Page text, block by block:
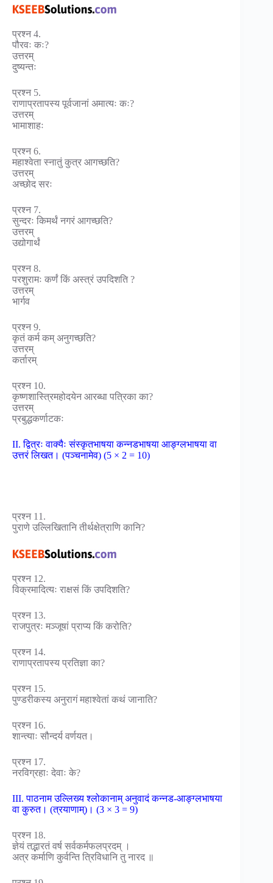
प्रश्न 4.
पौरवः कः?
उत्तरम्
दुष्यन्तः
प्रश्न 5.
राणाप्रतापस्य पूर्वजानां अमात्यः कः?
उत्तरम्
भामाशाहः
प्रश्न 6.
महाश्वेता स्नातुं कुत्र आगच्छति?
उत्तरम्
अच्छोद सरः
प्रश्न 7.
सुन्दरः किमर्थं नगरं आगच्छति?
उत्तरम्
उद्योगार्थं
प्रश्न 8.
परशुरामः कर्णं किं अस्त्रं उपदिशति ?
उत्तरम्
भार्गव
प्रश्न 9.
कृतं कर्म कम् अनुगच्छति?
उत्तरम्
कर्तारम्
प्रश्न 10.
कृष्णशास्त्रिमहोदयेन आरब्धा पत्रिका का?
उत्तरम्
प्रबुद्धकर्णाटकः
II. द्वित्रः वाक्यैः संस्कृतभाषया कन्नडभाषया आङ्ग्लभाषया वा
उत्तरं लिखत। (पञ्चनामेव) (5 × 2 = 10)
प्रश्न 11.
पुराणे उल्लिखितानि तीर्थक्षेत्राणि कानि?
प्रश्न 12.
विक्रमादित्यः राक्षसं किं उपदिशति?
प्रश्न 13.
राजपुत्रः मञ्जूषां प्राप्य किं करोति?
प्रश्न 14.
राणाप्रतापस्य प्रतिज्ञा का?
प्रश्न 15.
पुण्डरीकस्य अनुरागं महाश्वेतां कथं जानाति?
प्रश्न 16.
शान्त्याः सौन्दर्य वर्णयत।
प्रश्न 17.
नरविग्रहाः देवाः के?
III. पाठनाम उल्लिख्य श्लोकानाम् अनुवादं कन्नड-आङ्ग्लभाषया
वा कुरुत। (त्रयाणाम्)। (3 × 3 = 9)
प्रश्न 18.
ज्ञेयं तद्भारतं वर्ष सर्वकर्मफलप्रदम् ।
अत्र कर्माणि कुर्वन्ति त्रिविधानि तु नारद ॥